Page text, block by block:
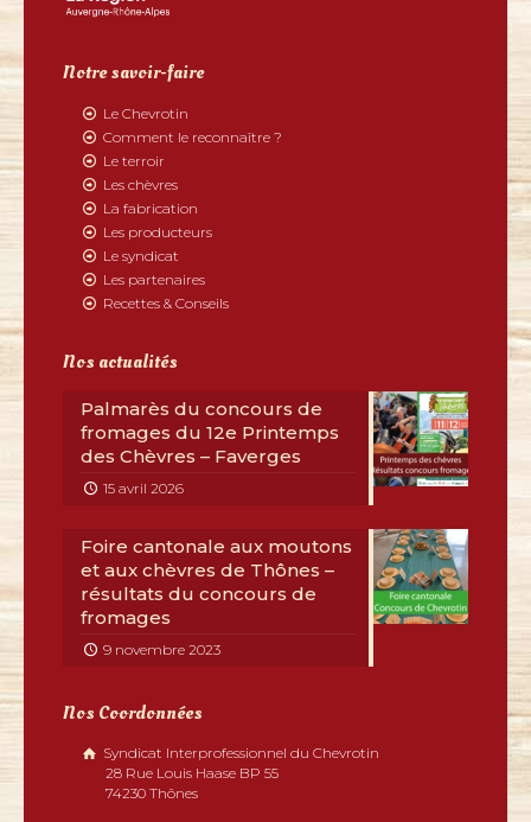
Notre savoir-faire
Le Chevrotin
Comment le reconnaître ?
Le terroir
Les chèvres
La fabrication
Les producteurs
Le syndicat
Les partenaires
Recettes & Conseils
Nos actualités
Palmarès du concours de
fromages du 12e Printemps
des Chèvres – Faverges
15 avril 2026
Foire cantonale aux moutons
et aux chèvres de Thônes –
résultats du concours de
fromages
9 novembre 2023
Nos Coordonnées
Syndicat Interprofessionnel du Chevrotin
28 Rue Louis Haase BP 55
74230 Thônes